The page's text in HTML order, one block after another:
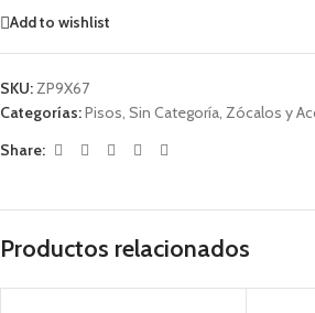
Add to wishlist
SKU: ZP9X67
Categorías:Pisos Sin Categoría Zócalos y
Share:
Productos relacionados